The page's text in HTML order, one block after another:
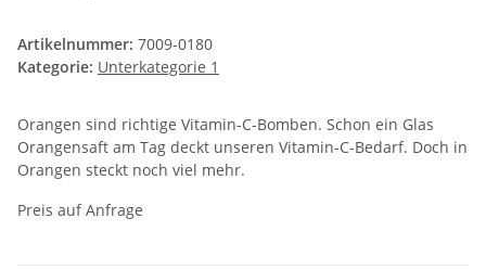
Artikelnummer: 7009-0180
Kategorie: Unterkategorie 1
Orangen sind richtige Vitamin-C-Bomben. Schon ein Glas
Orangensaft am Tag deckt unseren Vitamin-C-Bedarf. Doch in
Orangen steckt noch viel mehr.
Preis auf Anfrage